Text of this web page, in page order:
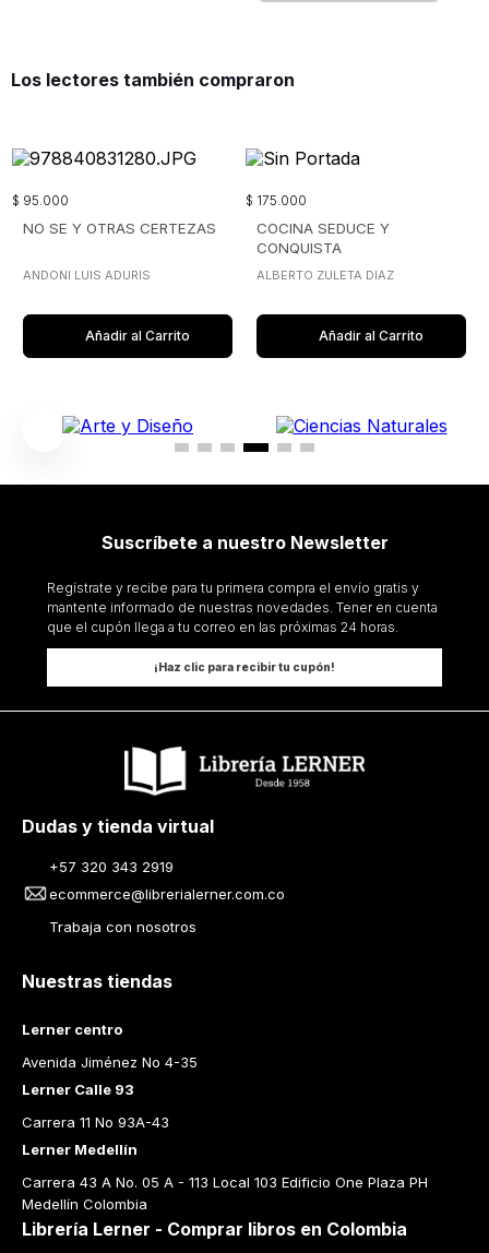
Los lectores también compraron
$ 95.000
NO SE Y OTRAS CERTEZAS
ANDONI LUIS ADURIS
Añadir al Carrito
$ 175.000
COCINA SEDUCE Y
CONQUISTA
ALBERTO ZULETA DIAZ
Añadir al Carrito
Suscríbete a nuestro Newsletter
Regístrate y recibe para tu primera compra el envío gratis y
mantente informado de nuestras novedades. Tener en cuenta
que el cupón llega a tu correo en las próximas 24 horas.
¡Haz clic para recibir tu cupón!
Dudas y tienda virtual
+57 320 343 2919
ecommerce@librerialerner.com.co
Trabaja con nosotros
Nuestras tiendas
Lerner centro
Avenida Jiménez No 4-35
Lerner Calle 93
Carrera 11 No 93A-43
Lerner Medellín
Carrera 43 A No. 05 A - 113 Local 103 Edificio One Plaza PH
Medellín Colombia
Librería Lerner - Comprar libros en Colombia